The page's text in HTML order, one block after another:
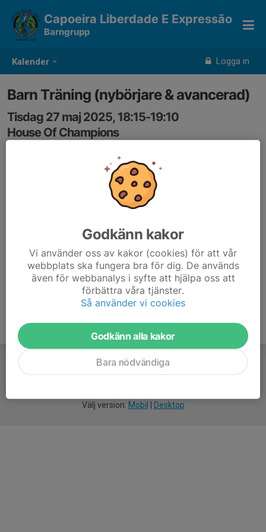
Kalender Logga in
Capoeira Liberdade E Expressão
Barngrupp
Barn Träning (nybörjare & avancerad)
Tisdag 27 maj 2025, 18:15-19:10
House Of Champions
Välj version: Mobil Desktop
Godkänn kakor
Vi använder oss av kakor (cookies) för att vår
webbplats ska fungera bra för dig. De används
även för webbanalys i syfte att hjälpa oss att
förbättra våra tjänster.
Så använder vi cookies
Godkänn alla kakor
Bara nödvändiga